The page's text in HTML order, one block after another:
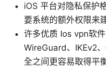
iOS 平台对隐私保护
要系统的额外权限来
许多优质 Ios vpn软
WireGuard、IKEv2
全之间更容易取得平